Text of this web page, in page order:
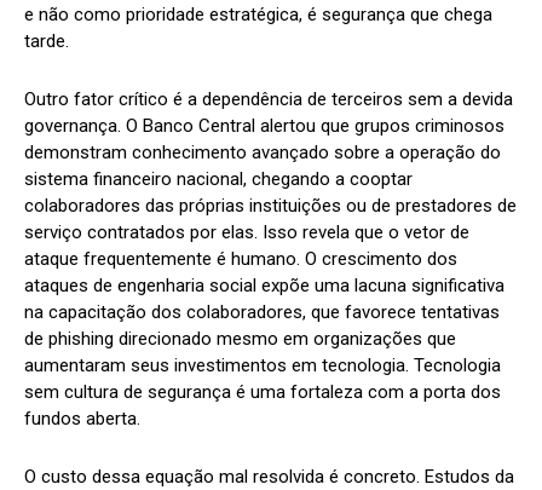
e não como prioridade estratégica, é segurança que chega
tarde.
Outro fator crítico é a dependência de terceiros sem a devida
governança. O Banco Central alertou que grupos criminosos
demonstram conhecimento avançado sobre a operação do
sistema financeiro nacional, chegando a cooptar
colaboradores das próprias instituições ou de prestadores de
serviço contratados por elas. Isso revela que o vetor de
ataque frequentemente é humano. O crescimento dos
ataques de engenharia social expõe uma lacuna significativa
na capacitação dos colaboradores, que favorece tentativas
de phishing direcionado mesmo em organizações que
aumentaram seus investimentos em tecnologia. Tecnologia
sem cultura de segurança é uma fortaleza com a porta dos
fundos aberta.
O custo dessa equação mal resolvida é concreto. Estudos da